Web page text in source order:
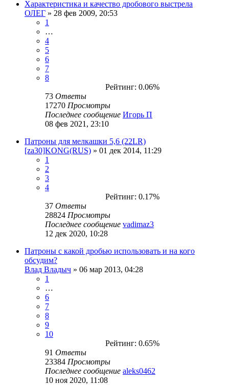
Характеристика и качество дробового выстрела
ОЛЕГ » 28 фев 2009, 20:53
1
…
4
5
6
7
8
Рейтинг: 0.06%
73 Ответы
17270 Просмотры
Последнее сообщение Игорь П
08 фев 2021, 23:10
Патроны для мелкашки 5,6 (22LR)
[za30]KONG(RUS) » 01 дек 2014, 11:29
1
2
3
4
Рейтинг: 0.17%
37 Ответы
28824 Просмотры
Последнее сообщение vadimaz3
12 дек 2020, 10:28
Патроны с какой дробью использовать и на кого
обсудим?
Влад Владыч » 06 мар 2013, 04:28
1
…
6
7
8
9
10
Рейтинг: 0.65%
91 Ответы
23384 Просмотры
Последнее сообщение aleks0462
10 ноя 2020, 11:08